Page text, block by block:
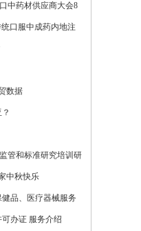
中药材供应商大会8
口服中成药内地注
数据
管和标准研究培训研
中秋快乐
品、医疗器械服务
办证 服务介绍